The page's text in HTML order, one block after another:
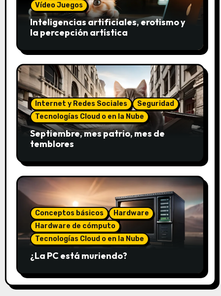
Vídeo Juegos
Inteligencias artificiales, erotismo y
la percepción artística
Internet y Redes Sociales
Seguridad
Tecnologías Cloud o en la Nube
Septiembre, mes patrio, mes de
temblores
Conceptos básicos
Hardware
Hardware de cómputo
Tecnologías Cloud o en la Nube
¿La PC está muriendo?